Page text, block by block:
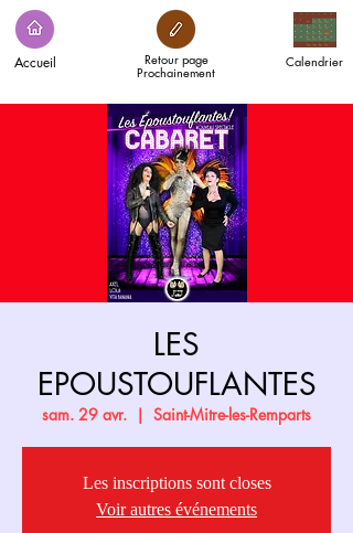
Accueil Calendrier
Retour page
Prochainement
LES
EPOUSTOUFLANTES
sam. 29 avr.
  |
Saint-Mitre-les-Remparts
Les inscriptions sont closes
Voir autres événements